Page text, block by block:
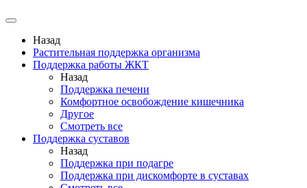
Назад
Растительная поддержка организма
Поддержка работы ЖКТ
Назад
Поддержка печени
Комфортное освобождение кишечника
Другое
Смотреть все
Поддержка суставов
Назад
Поддержка при подагре
Поддержка при дискомфорте в суставах